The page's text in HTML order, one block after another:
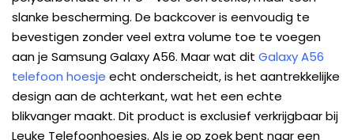
slanke bescherming. De backcover is eenvoudig te
bevestigen zonder veel extra volume toe te voegen
aan je Samsung Galaxy A56. Maar wat dit Galaxy A56
telefoon hoesje echt onderscheidt, is het aantrekkelijke
design aan de achterkant, wat het een echte
blikvanger maakt. Dit product is exclusief verkrijgbaar bij
Leuke Telefoonhoesjes. Als je op zoek bent naar een